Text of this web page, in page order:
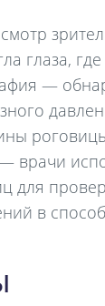
глаза,
—
врачи
для
в